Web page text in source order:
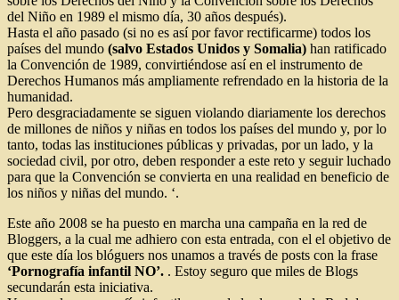
del Niño en 1989 el mismo día, 30 años después).
Hasta el año pasado (si no es así por favor rectificarme) todos los
países del mundo (salvo Estados Unidos y Somalia) han ratificado
la Convención de 1989, convirtiéndose así en el instrumento de
Derechos Humanos más ampliamente refrendado en la historia de la
humanidad.
Pero desgraciadamente se siguen violando diariamente los derechos
de millones de niños y niñas en todos los países del mundo y, por lo
tanto, todas las instituciones públicas y privadas, por un lado, y la
sociedad civil, por otro, deben responder a este reto y seguir luchado
para que la Convención se convierta en una realidad en beneficio de
los niños y niñas del mundo. ‘.
Este año 2008 se ha puesto en marcha una campaña en la red de
Bloggers, a la cual me adhiero con esta entrada, con el el objetivo de
que este día los blóguers nos unamos a través de posts con la frase
‘Pornografía infantil NO’. . Estoy seguro que miles de Blogs
secundarán esta iniciativa.